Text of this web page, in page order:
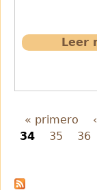
Leer
Páginas
« primero
34
35 36